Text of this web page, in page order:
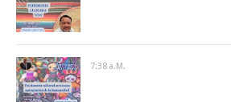
7:38 A.m.